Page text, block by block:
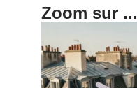
Zoom sur ...